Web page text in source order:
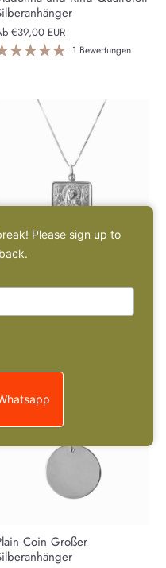
€39,00 EUR
1 Bewertungen
und Kind
Coin Großer
Please sign up to